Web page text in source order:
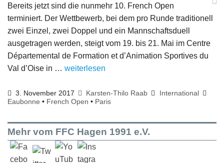
Bereits jetzt sind die nunmehr 10. French Open
terminiert. Der Wettbewerb, bei dem pro Runde traditionell
zwei Einzel, zwei Doppel und ein Mannschaftsduell
ausgetragen werden, steigt vom 19. bis 21. Mai im Centre
Départemental de Formation et d’Animation Sportives du
Val d’Oise in … weiterlesen
3. November 2017 Karsten-Thilo Raab
International
Eaubonne • French Open • Paris
Mehr vom FFC Hagen 1991 e.V.